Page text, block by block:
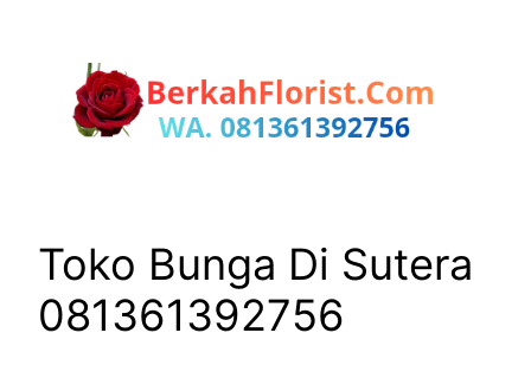
Toko Bunga Di Sutera
081361392756